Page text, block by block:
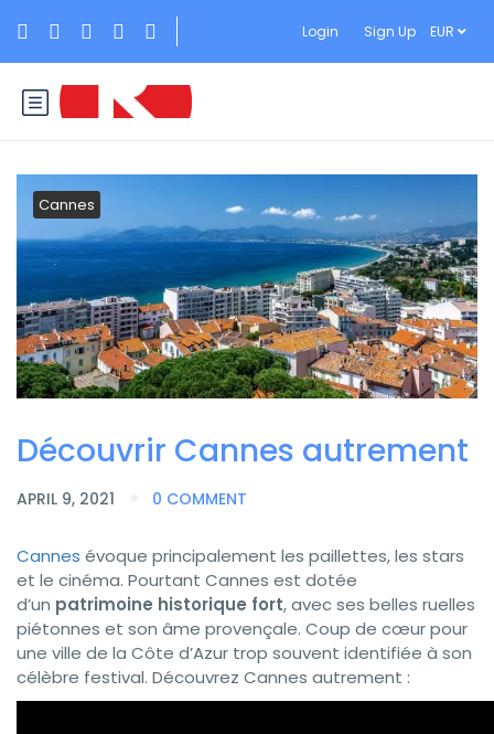
Login Sign Up EUR
Cannes
Découvrir Cannes autrement
APRIL 9, 2021 0 COMMENT
Cannes évoque principalement les paillettes, les stars
et le cinéma. Pourtant Cannes est dotée
d’un patrimoine historique fort, avec ses belles ruelles
piétonnes et son âme provençale. Coup de cœur pour
une ville de la Côte d’Azur trop souvent identifiée à son
célèbre festival. Découvrez Cannes autrement :